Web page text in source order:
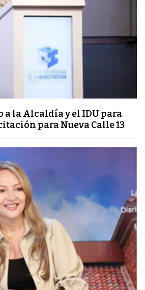
a la Alcaldía y el IDU para
para Nueva Calle 13